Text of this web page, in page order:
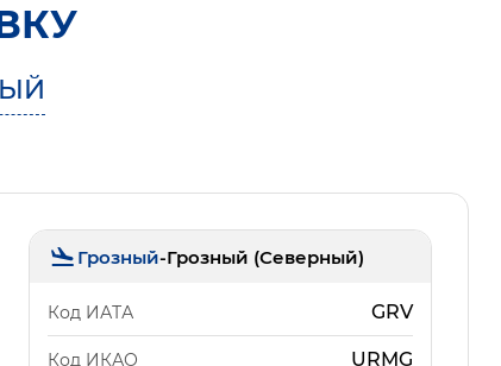
Грозный-Грозный (Северный)
Код ИАТА GRV
Код ИКАО URMG